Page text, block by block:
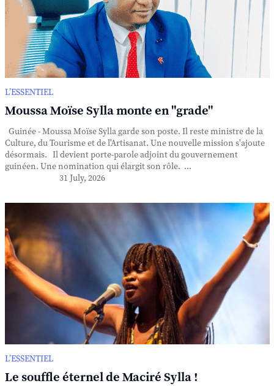
L’ESSENTIEL
Moussa Moïse Sylla monte en "grade"
Guinée - Moussa Moïse Sylla garde son poste. Il reste ministre de la
Culture, du Tourisme et de l'Artisanat. Une nouvelle mission s'ajoute
désormais. Il devient porte-parole adjoint du gouvernement
guinéen. Une nomination qui élargit son rôle. ...
31 July, 2026
L’ESSENTIEL
Le souffle éternel de Maciré Sylla !